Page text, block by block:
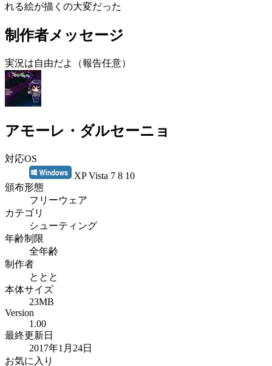
れる絵が描くの大変だった
制作者メッセージ
実況は自由だよ（報告任意）
アモーレ・ダルセーニョ
対応OS
XP Vista 7 8 10
頒布形態
フリーウェア
カテゴリ
シューティング
年齢制限
全年齢
制作者
ととと
本体サイズ
23MB
Version
1.00
最終更新日
2017年1月24日
お気に入り